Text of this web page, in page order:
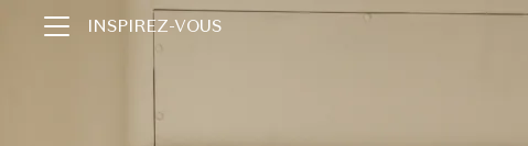
INSPIREZ-VOUS